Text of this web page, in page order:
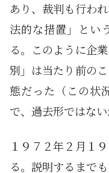
あり、裁判も行わ
法的な措置」とい
る。このように企
別」は当たり前の
態だった（この状
で、過去形ではない
１９７２年２月１
る。説明するまで